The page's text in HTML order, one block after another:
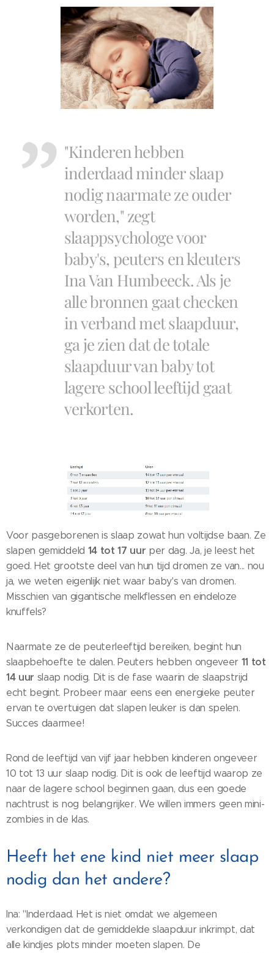
"Kinderen hebben
inderdaad minder slaap
nodig naarmate ze ouder
worden," zegt
slaappsychologe voor
baby's, peuters en kleuters
Ina Van Humbeeck. Als je
alle bronnen gaat checken
in verband met slaapduur,
ga je zien dat de totale
slaapduur van baby tot
lagere school leeftijd gaat
verkorten.
Voor pasgeborenen is slaap zowat hun voltijdse baan. Ze
slapen gemiddeld 14 tot 17 uur per dag. Ja, je leest het
goed. Het grootste deel van hun tijd dromen ze van... nou
ja, we weten eigenlijk niet waar baby's van dromen.
Misschien van gigantische melkflessen en eindeloze
knuffels?
Naarmate ze de peuterleeftijd bereiken, begint hun
slaapbehoefte te dalen. Peuters hebben ongeveer 11 tot
14 uur slaap nodig. Dit is de fase waarin de slaapstrijd
echt begint. Probeer maar eens een energieke peuter
ervan te overtuigen dat slapen leuker is dan spelen.
Succes daarmee!
Rond de leeftijd van vijf jaar hebben kinderen ongeveer
10 tot 13 uur slaap nodig. Dit is ook de leeftijd waarop ze
naar de lagere school beginnen gaan, dus een goede
nachtrust is nog belangrijker. We willen immers geen mini-
zombies in de klas.
Heeft het ene kind niet meer slaap
nodig dan het andere?
Ina: "Inderdaad. Het is niet omdat we algemeen
verkondigen dat de gemiddelde slaapduur inkrimpt, dat
alle kindjes plots minder moeten slapen. De